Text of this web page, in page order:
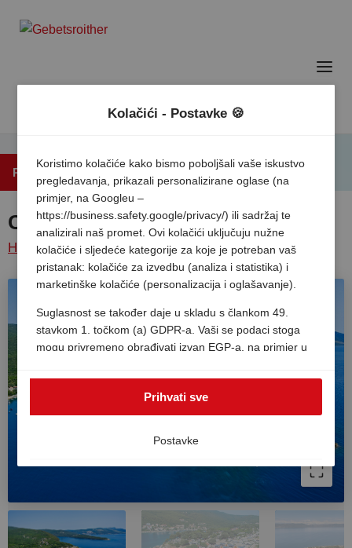
Povratak na popis
Camping Marina
Home / Hrvatska / Istra / Labin / Marina camping
resort
Kolačići - Postavke 🍪
Koristimo kolačiće kako bismo poboljšali vaše iskustvo
pregledavanja, prikazali personalizirane oglase (na
primjer, na Googleu –
https://business.safety.google/privacy/) ili sadržaj te
analizirali naš promet. Ovi kolačići uključuju nužne
kolačiće i sljedeće kategorije za koje je potreban vaš
pristanak: kolačiće za izvedbu (analiza i statistika) i
marketinške kolačiće (personalizacija i oglašavanje).
Suglasnost se također daje u skladu s člankom 49.
stavkom 1. točkom (a) GDPR-a. Vaši se podaci stoga
mogu privremeno obrađivati izvan EGP-a, na primjer u
visoka razina zaštite podataka u Europi i postoji rizik da
će američke vlasti obrađivati podatke u svrhe kontrole i
nadzora bez učinkovitih pravnih lijekova. Svoju privolu
Postavke
Prihvati sve